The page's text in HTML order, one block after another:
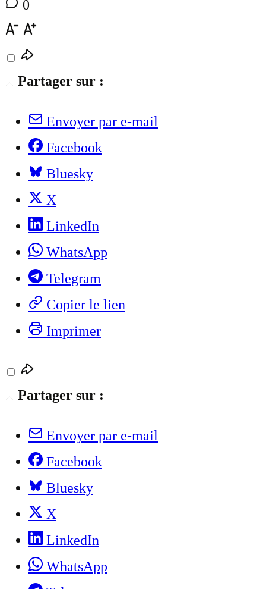
0
Partager sur :
Envoyer par e-mail
Facebook
Bluesky
X
LinkedIn
WhatsApp
Telegram
Copier le lien
Imprimer
Partager sur :
Envoyer par e-mail
Facebook
Bluesky
X
LinkedIn
WhatsApp